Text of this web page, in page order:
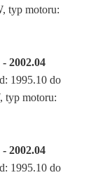
typ motoru:
2002.04
1995.10 do
typ motoru:
2002.04
1995.10 do